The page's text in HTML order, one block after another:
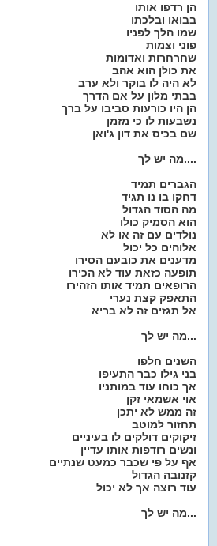
הן רדפו אותו
בבואו ובלכתו
שמו הלך לפניו
פוני וצמות
שחרחרות ואדומות
את כולן הוא אהב
לא היה לו בוקר ולא ערב
בבתי מלון על אם הדרך
הן היו כורעות סביבו על ברך
נשבעות לו כי מזמן
שם בכיס את דון ג'ואן
מה יש לך....
הגברים תמיד
דחקו בו נו תגיד
מה הסוד הגדול
הוא הסמיק כולו
נולדים עם זה או לא
אלוהים כל יכול
מדענים את כובעם הסירו
תופעה כזאת עוד לא הכירו
הרופאים תמיד אותו הזהירו
התאפק קצת נערי
אל תגזים זה לא בריא
מה יש לך...
השנים חלפו
בני גילו כבר התעיפו
אך כוחו עוד במותניו
אוי אשמאי זקן
זה ממש לא יתכן
תחזור למוטב
זיקוקים דולקים לו בעיניים
ונשים רודפות אותו עדיין
אף על פי שכבר כמעט שנתיים
קזנובה הגדול
עוד רוצה אך לא יכול
מה יש לך...